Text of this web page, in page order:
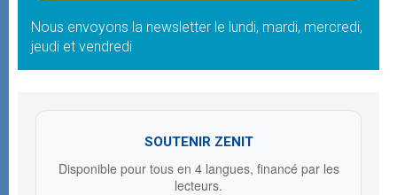
Nous envoyons la newsletter le lundi, mardi, mercredi,
jeudi et vendredi
SOUTENIR ZENIT
Disponible pour tous en 4 langues, financé par les
lecteurs.